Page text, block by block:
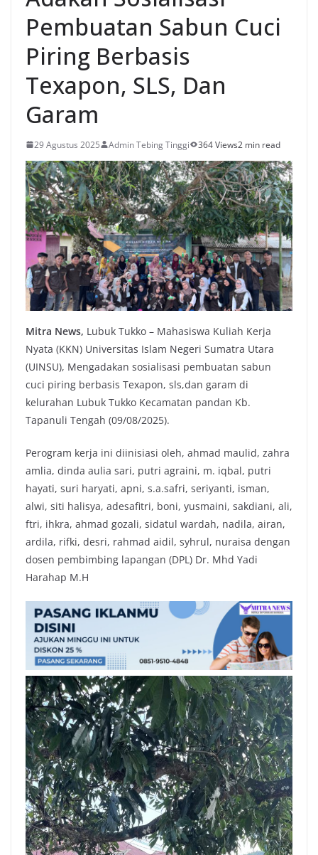
Pembuatan Sabun Cuci
Piring Berbasis
Texapon, SLS, Dan
Garam
29 Agustus 2025 Admin Tebing Tinggi 364 Views2 min read
Mitra News, Lubuk Tukko – Mahasiswa Kuliah Kerja
Nyata (KKN) Universitas Islam Negeri Sumatra Utara
(UINSU), Mengadakan sosialisasi pembuatan sabun
cuci piring berbasis Texapon, sls,dan garam di
kelurahan Lubuk Tukko Kecamatan pandan Kb.
Tapanuli Tengah (09/08/2025).
Perogram kerja ini diinisiasi oleh, ahmad maulid, zahra
amlia, dinda aulia sari, putri agraini, m. iqbal, putri
hayati, suri haryati, apni, s.a.safri, seriyanti, isman,
alwi, siti halisya, adesafitri, boni, yusmaini, sakdiani, ali,
ftri, ihkra, ahmad gozali, sidatul wardah, nadila, airan,
ardila, rifki, desri, rahmad aidil, syhrul, nuraisa dengan
dosen pembimbing lapangan (DPL) Dr. Mhd Yadi
Harahap M.H